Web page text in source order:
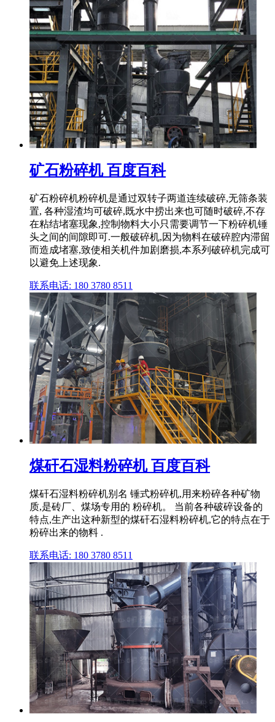
矿石粉碎机 百度百科
矿石粉碎机粉碎机是通过双转子两道连续破碎,无筛条装
置, 各种湿渣均可破碎,既水中捞出来也可随时破碎,不存
在粘结堵塞现象,控制物料大小只需要调节一下粉碎机锤
头之间的间隙即可.一般破碎机,因为物料在破碎腔内滞留
而造成堵塞,致使相关机件加剧磨损,本系列破碎机完成可
以避免上述现象.
联系电话: 180 3780 8511
煤矸石湿料粉碎机 百度百科
煤矸石湿料粉碎机别名 锤式粉碎机,用来粉碎各种矿物
质,是砖厂、煤场专用的 粉碎机。 当前各种破碎设备的
特点,生产出这种新型的煤矸石湿料粉碎机,它的特点在于
粉碎出来的物料 .
联系电话: 180 3780 8511